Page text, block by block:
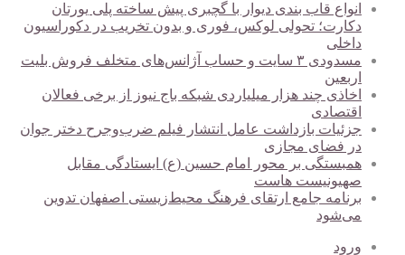
انواع قاب بندی دیوار با گچبری پیش ساخته پلی یورتان
دکارت؛ تحولی لوکس، فوری و بدون تخریب در دکوراسیون
داخلی
مسدودی ۳ سایت و حساب آژانس‌های متخلف فروش بلیت
اربعین
اخاذی چند هزار میلیاردی شبکه باج نیوز از برخی فعالان
اقتصادی
جزئیات بازداشت عامل انتشار فیلم ضرب‌وجرح دختر جوان
در فضای مجازی
همبستگی بر محور امام حسین (ع) ایستادگی مقابل
صهیونیست هاست
برنامه جامع ارتقای فرهنگ محیط‌زیستی اصفهان تدوین
می‌شود
ورود